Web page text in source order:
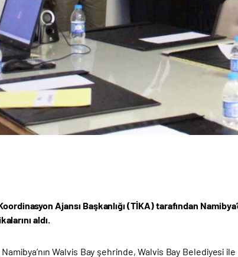
Ajansı Başkanlığı (TİKA) tarafından
aldı.
Walvis Bay şehrinde, Walvis Bay Belediyesi